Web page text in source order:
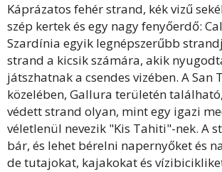
Káprázatos fehér strand, kék vizű
szép kertek és egy nagy fenyőerdő:
Szardínia egyik legnépszerűbb
strand a kicsik számára, akik
játszhatnak a csendes vizében. A San
közelében, Gallura területén
védett strand olyan, mint egy igazi
véletlenül nevezik "Kis Tahiti"-nek. A
bár, és lehet bérelni napernyőket és
de tutajokat, kajakokat és